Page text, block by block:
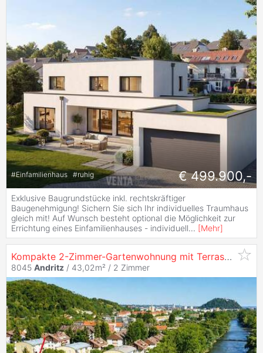
#Einfamilienhaus #ruhig € 499.900,-
Exklusive Baugrundstücke inkl. rechtskräftiger
Baugenehmigung! Sichern Sie sich Ihr individuelles Traumhaus
gleich mit! Auf Wunsch besteht optional die Möglichkeit zur
Errichtung eines Einfamilienhauses - individuell... [Mehr]
Kompakte 2-Zimmer-Gartenwohnung mit Terrasse und Tiefgaragenplatz in
8045 Andritz / 43,02m² / 2 Zimmer